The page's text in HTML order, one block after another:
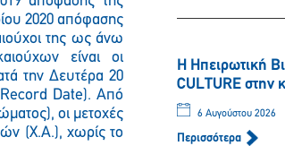
2020 απόφασης
της ως άνω
είναι οι
την Δευτέρα 20
Record Date). Από
οι μετοχές
(Χ.Α.), χωρίς το
Η Ηπειρωτική
CULTURE στην
6 Αυγούστου 2026
Περισσότερα
Παρακαλώ περιμένετε…